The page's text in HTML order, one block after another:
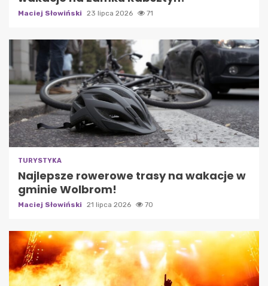
Maciej Słowiński 23 lipca 2026 71
TURYSTYKA
Najlepsze rowerowe trasy na wakacje w
gminie Wolbrom!
Maciej Słowiński 21 lipca 2026 70